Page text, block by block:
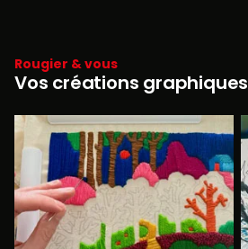
Rougier & vous
Vos créations graphiques